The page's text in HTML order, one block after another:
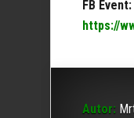
FB Event:
https://
Autor: